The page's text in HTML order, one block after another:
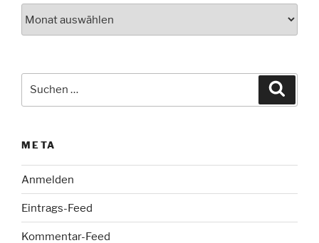
META
Anmelden
Eintrags-Feed
Kommentar-Feed